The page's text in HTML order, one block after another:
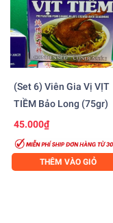
(Set 6) Viên Gia Vị VỊT
TIỀM Bảo Long (75gr)
45.000₫
THÊM VÀO GIỎ